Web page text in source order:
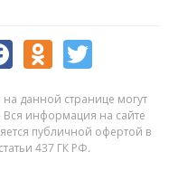
данной странице могут
информация на сайте
публичной офертой в
437 ГК РФ.